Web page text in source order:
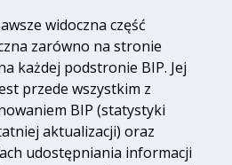
widoczna część
zarówno na stronie
każdej podstronie BIP. Jej
przede wszystkim z
BIP (statystyki
aktualizacji) oraz
udostępniania informacji